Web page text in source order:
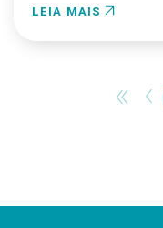
LEIA MAIS
« ‹